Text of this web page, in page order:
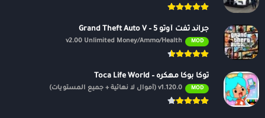
جراند ثفت أوتو 5 – Grand Theft Auto V
MOD
v2.00 Unlimited Money/Ammo/Health
توكا بوكا مهكره – Toca Life World
MOD v1.120.0 (أموال لا نهائية + جميع المستويات)